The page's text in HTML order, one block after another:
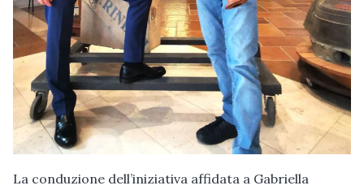
La conduzione dell’iniziativa affidata a Gabriella